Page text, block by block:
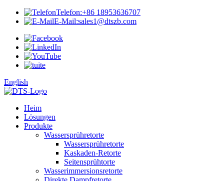
Telefon:+86 18953636707
E-Mail:sales1@dtszb.com
English
Heim
Lösungen
Produkte
Wassersprühretorte
Wassersprühretorte
Kaskaden-Retorte
Seitensprühtorte
Wasserimmersionsretorte